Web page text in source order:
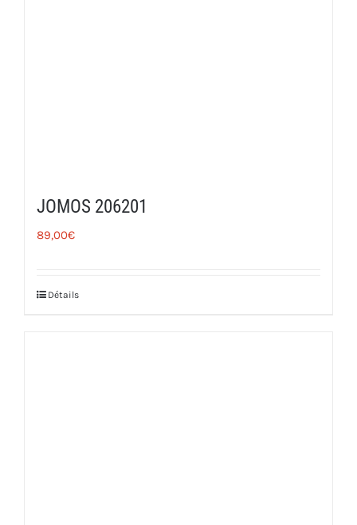
JOMOS 206201
89,00€
Détails